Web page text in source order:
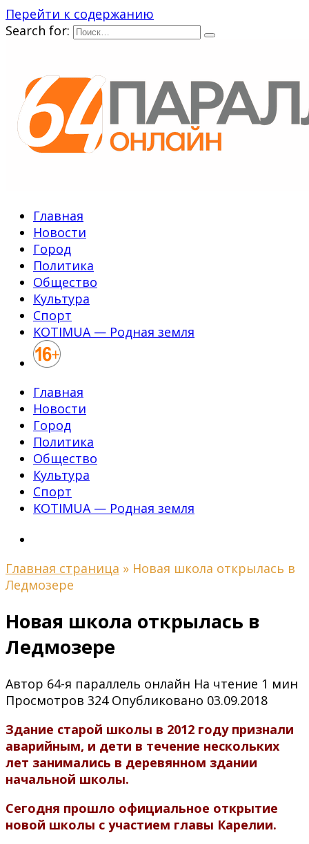
Перейти к содержанию
Search for:
Главная
Новости
Город
Политика
Общество
Культура
Спорт
KOTIMUA — Родная земля
Главная
Новости
Город
Политика
Общество
Культура
Спорт
KOTIMUA — Родная земля
Главная страница » Новая школа открылась в
Ледмозере
Новая школа открылась в
Ледмозере
Автор 64-я параллель онлайн На чтение 1 мин
Просмотров 324 Опубликовано 03.09.2018
Здание старой школы в 2012 году признали
аварийным, и дети в течение нескольких
лет занимались в деревянном здании
начальной школы.
Сегодня прошло официальное открытие
новой школы с участием главы Карелии.